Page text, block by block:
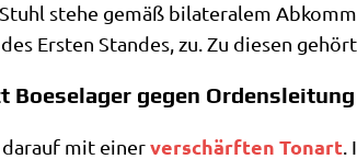
ste­he gemäß bila­te­ra­lem
Ersten Stan­des, zu. Zu die­sen
Boeselager gegen Ordensleitung
mit einerver­schärf­ten Ton­art.